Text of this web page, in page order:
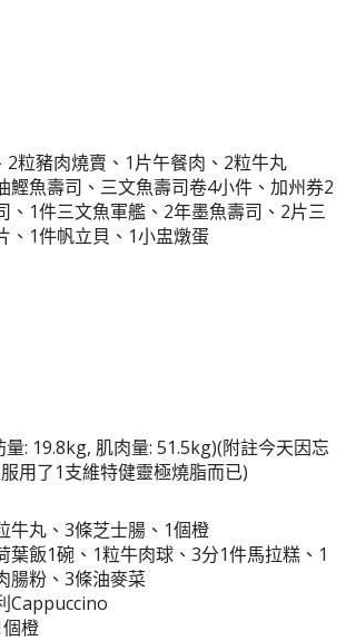
粒豬肉燒賣、1片午餐肉、2粒牛丸
鰹魚壽司、三文魚壽司卷4小件、加州券2
、1件三文魚軍艦、2年墨魚壽司、2片三
、1件帆立貝、1小盅燉蛋
: 19.8kg, 肌肉量: 51.5kg)(附註今天因忘
用了1支維特健靈極燒脂而已)
牛丸、3條芝士腸、1個橙
葉飯1碗、1粒牛肉球、3分1件馬拉糕、1
腸粉、3條油麥菜
Cappuccino
橙